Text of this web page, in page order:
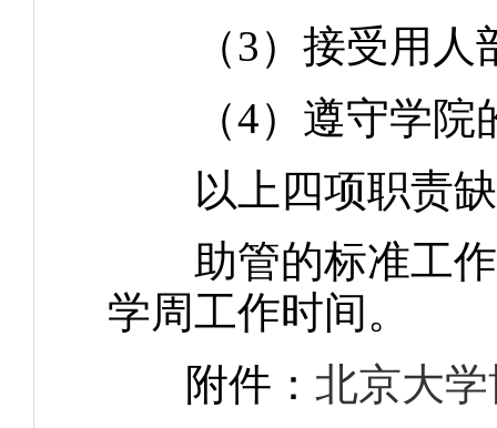
（3）接受用人部
（4）遵守学院
以上四项职责缺
助管的标准工作
学周工作时间。
附件： 北京大